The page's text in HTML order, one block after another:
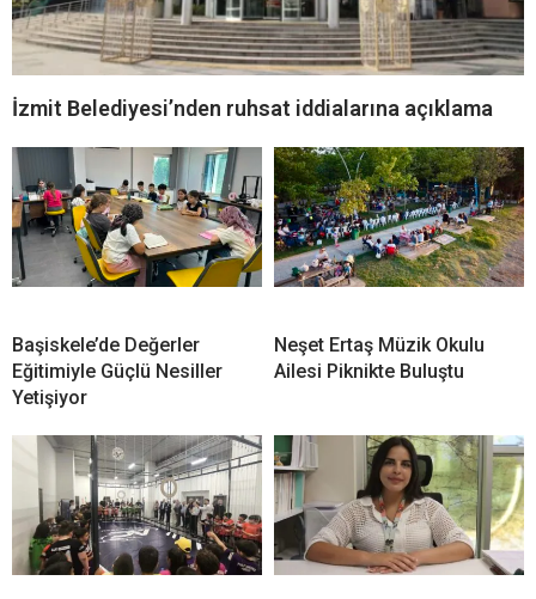
İzmit Belediyesi’nden ruhsat iddialarına açıklama
Başiskele’de Değerler
Eğitimiyle Güçlü Nesiller
Yetişiyor
Neşet Ertaş Müzik Okulu
Ailesi Piknikte Buluştu